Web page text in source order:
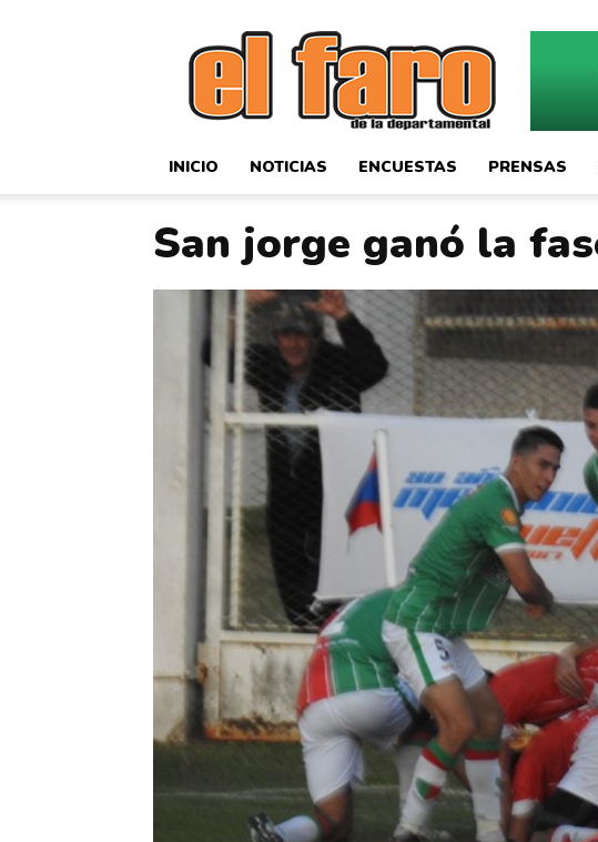
El
Faro
Deportivo
INICIO NOTICIAS ENCUESTAS PRENSAS
San jorge ganó la